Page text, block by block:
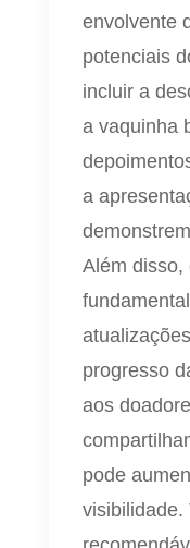
envolvente
potenciais
incluir a
a vaquinha
a
Além disso,
progresso
aos
pode
visibilidade.